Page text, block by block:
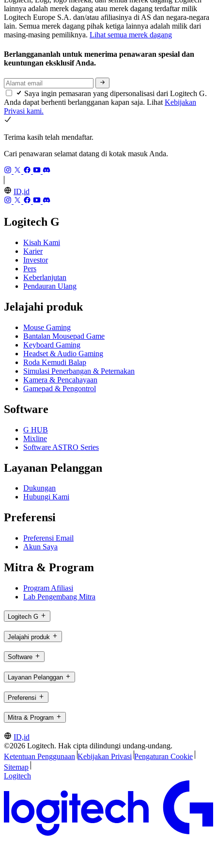
lainnya adalah merek dagang atau merek dagang terdaftar milik
Logitech Europe S.A. dan/atau afiliasinya di AS dan negara-negara
lain. Semua merek dagang pihak ketiga lainnya adalah milik dari
masing-masing pemiliknya. Lihat semua merek dagang
Berlanggananlah untuk menerima penawaran spesial dan
keuntungan eksklusif Anda.
Saya ingin pemasaran yang dipersonalisasi dari Logitech G.
Anda dapat berhenti berlangganan kapan saja. Lihat Kebijakan
Privasi kami.
Terima kasih telah mendaftar.
Cari penawaran selamat datang di kotak masuk Anda.
ID,id
Logitech G
Kisah Kami
Karier
Investor
Pers
Keberlanjutan
Pendauran Ulang
Jelajahi produk
Mouse Gaming
Bantalan Mousepad Game
Keyboard Gaming
Headset & Audio Gaming
Roda Kemudi Balap
Simulasi Penerbangan & Peternakan
Kamera & Pencahayaan
Gamepad & Pengontrol
Software
G HUB
Mixline
Software ASTRO Series
Layanan Pelanggan
Dukungan
Hubungi Kami
Preferensi
Preferensi Email
Akun Saya
Mitra & Program
Program Afiliasi
Lab Pengembang Mitra
Logitech G
Jelajahi produk
Software
Layanan Pelanggan
Preferensi
Mitra & Program
ID,id
©2026 Logitech. Hak cipta dilindungi undang-undang.
Ketentuan Penggunaan Kebijakan Privasi Pengaturan Cookie
Sitemap
Logitech